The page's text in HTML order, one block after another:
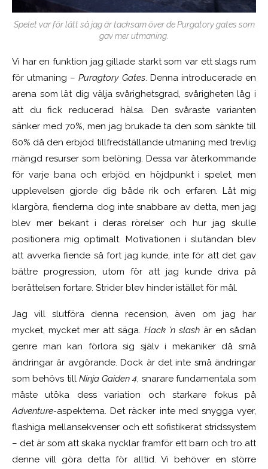
Spelet var för lätt så jag är tacksam över de Purgatory gates som
gav mer utmaning.
Vi har en funktion jag gillade starkt som var ett slags rum
för utmaning –Puragtory Gates. Denna introducerade en
arena som lät dig välja svårighetsgrad, svårigheten låg i
att du fick reducerad hälsa. Den svåraste varianten
sänker med 70%, men jag brukade ta den som sänkte till
60% då den erbjöd tillfredställande utmaning med trevlig
mängd resurser som belöning. Dessa var återkommande
för varje bana och erbjöd en höjdpunkt i spelet, men
upplevelsen gjorde dig både rik och erfaren. Låt mig
klargöra, fienderna dog inte snabbare av detta, men jag
blev mer bekant i deras rörelser och hur jag skulle
positionera mig optimalt. Motivationen i slutändan blev
att avverka fiende så fort jag kunde, inte för att det gav
bättre progression, utom för att jag kunde driva på
berättelsen fortare. Strider blev hinder istället för mål.
Jag vill slutföra denna recension, även om jag har
mycket, mycket mer att säga. Hack ’n slash är en sådan
genre man kan förlora sig själv i mekaniker då små
ändringar är avgörande. Dock är det inte små ändringar
som behövs till Ninja Gaiden 4, snarare fundamentala som
måste utöka dess variation och starkare fokus på
Adventure-aspekterna. Det räcker inte med snygga vyer,
flashiga mellansekvenser och ett sofistikerat stridssystem
– det är som att skaka nycklar framför ett barn och tro att
denne vill göra detta för alltid. Vi behöver en större